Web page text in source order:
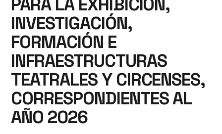
INVESTIGACIÓN,
FORMACIÓN E
INFRAESTRUCTURAS
TEATRALES Y CIRCENSES,
CORRESPONDIENTES AL
AÑO 2026